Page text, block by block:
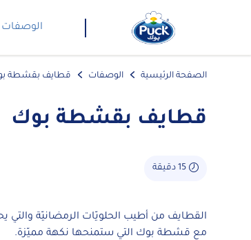
الوصفات
الصفحة الرئيسية الوصفات قطايف بقشطة
قطايف بقشطة بوك
15 دقيقة
القطايف من أطيب الحلويّات الرمضانيّة والتي
مع قشطة بوك التي ستمنحها نكهة مميّزة.